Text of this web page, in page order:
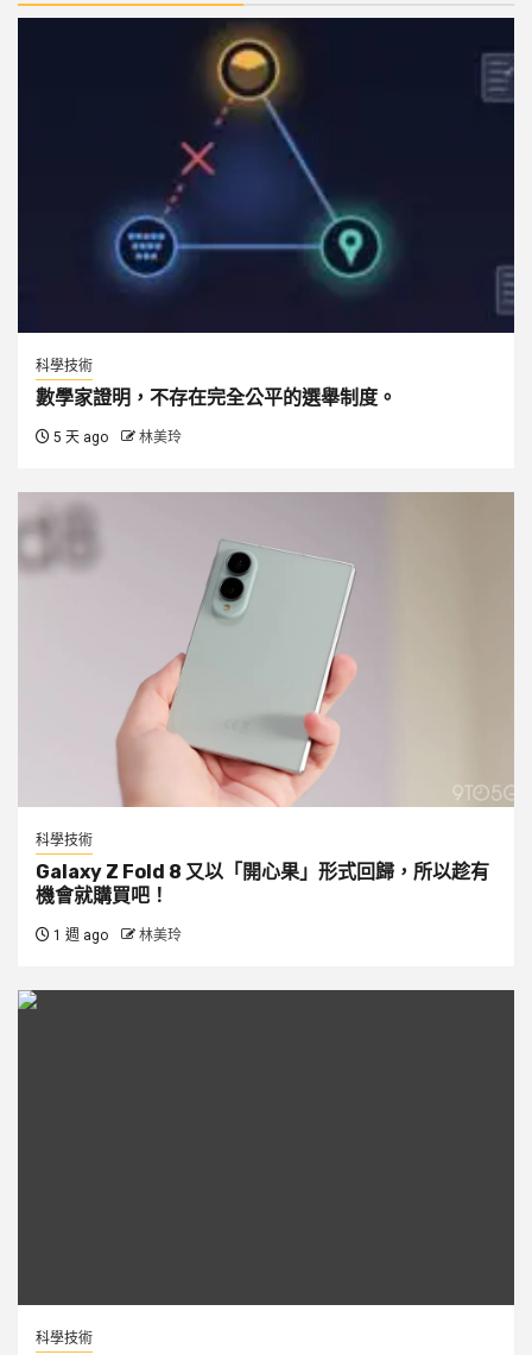
科學技術
數學家證明，不存在完全公平的選舉制度。
5 天 ago 林美玲
科學技術
Galaxy Z Fold 8 又以「開心果」形式回歸，所以趁有
機會就購買吧！
1 週 ago 林美玲
科學技術